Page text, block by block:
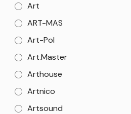
Art
ART-MAS
Art-Pol
Art.Master
Arthouse
Artnico
Artsound